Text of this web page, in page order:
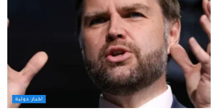
اخبار دولية